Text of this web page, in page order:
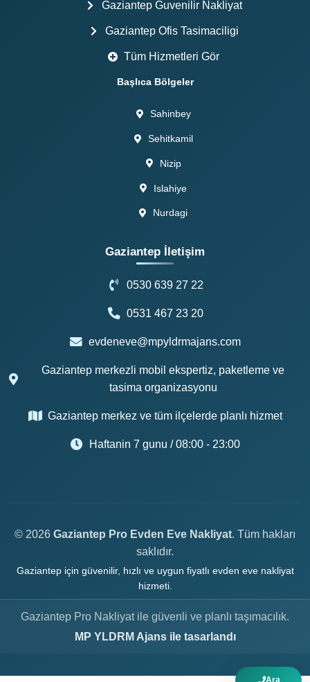
Gaziantep Guvenilir Nakliyat
Gaziantep Ofis Tasimaciligi
Tüm Hizmetleri Gör
Başlıca Bölgeler
Sahinbey
Sehitkamil
Nizip
Islahiye
Nurdagi
Gaziantep İletişim
0530 639 27 22
0531 467 23 20
evdeneve@mpyldrmajans.com
Gaziantep merkezli mobil ekspertiz, paketleme ve
tasima organizasyonu
Gaziantep merkez ve tüm ilçelerde planlı hizmet
Haftanin 7 gunu / 08:00 - 23:00
© 2026 Gaziantep Pro Evden Eve Nakliyat. Tüm hakları
saklıdır.
Gaziantep için güvenilir, hızlı ve uygun fiyatlı evden eve nakliyat
hizmeti.
Gaziantep Pro Nakliyat ile güvenli ve planlı taşımacılık.
MP YLDRM Ajans ile tasarlandı